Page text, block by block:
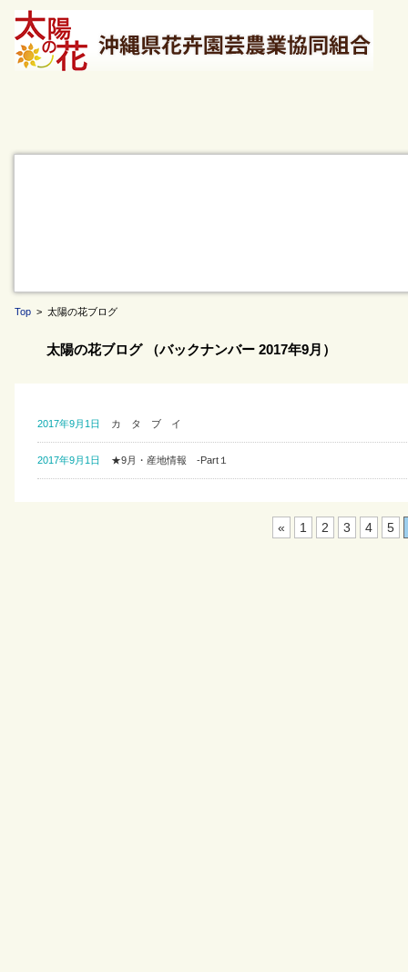
Top > 太陽の花ブログ
太陽の花ブログ （バックナンバー 2017年9月）
2017年9月1日 カ タ ブ イ
2017年9月1日 ★9月・産地情報 -Part１
« 1 2 3 4 5